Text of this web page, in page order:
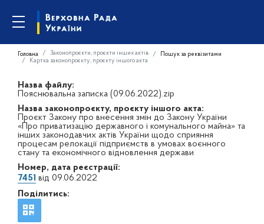
Головна Законопроєкти, проєкти інших актів
Пошук за реквізитами
Картка законопроєкту, проєкту іншого акта
Назва файлу:
Пояснювальна записка (09.06.2022).zip
Назва законопроєкту, проєкту іншого акта:
Проєкт Закону про внесення змін до Закону України
«Про приватизацію державного і комунального майна» та
інших законодавчих актів України щодо сприяння
процесам релокації підприємств в умовах воєнного
стану та економічного відновлення держави
Номер, дата реєстрації:
7451 від 09.06.2022
Поділитись: